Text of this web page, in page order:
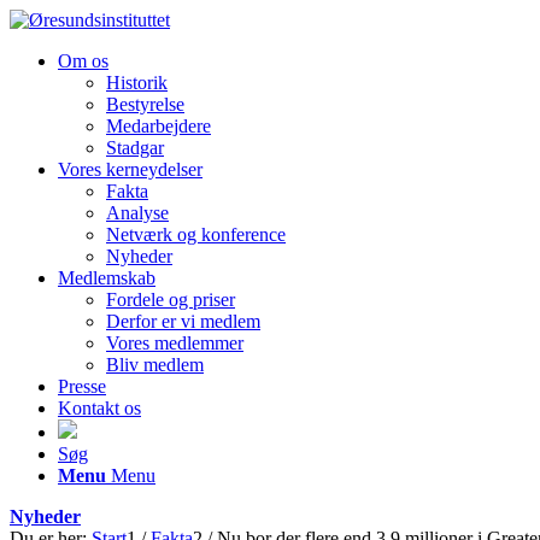
Om os
Historik
Bestyrelse
Medarbejdere
Stadgar
Vores kerneydelser
Fakta
Analyse
Netværk og konference
Nyheder
Medlemskab
Fordele og priser
Derfor er vi medlem
Vores medlemmer
Bliv medlem
Presse
Kontakt os
Søg
Menu Menu
Nyheder